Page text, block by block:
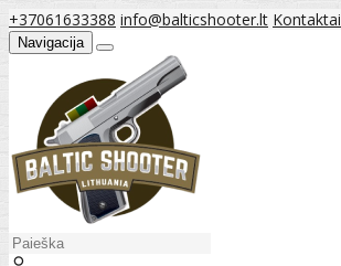
+37061633388 info@balticshooter.lt Kontaktai
Navigacija